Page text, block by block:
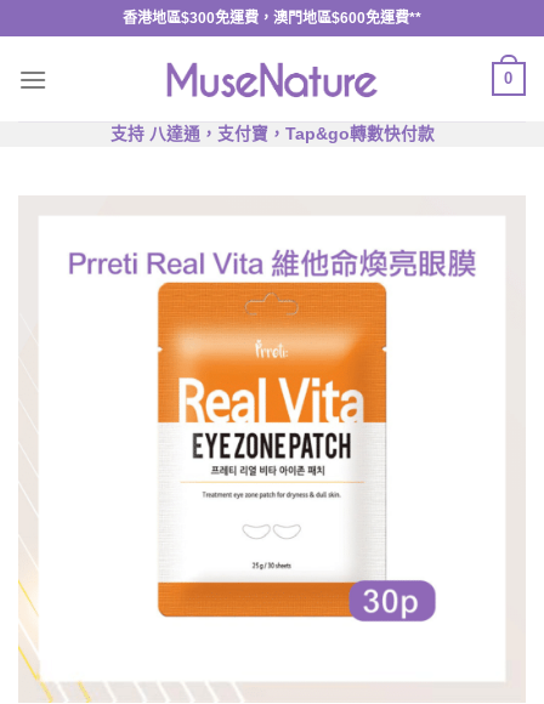
content
香港地區$300免運費，澳門地區$600免運費**
0
支持 八達通，支付寶，Tap&go轉數快付款